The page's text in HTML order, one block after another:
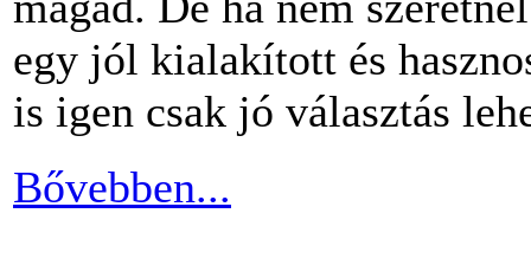
egy jól kialakított és
is igen csak jó választás
Bővebben...